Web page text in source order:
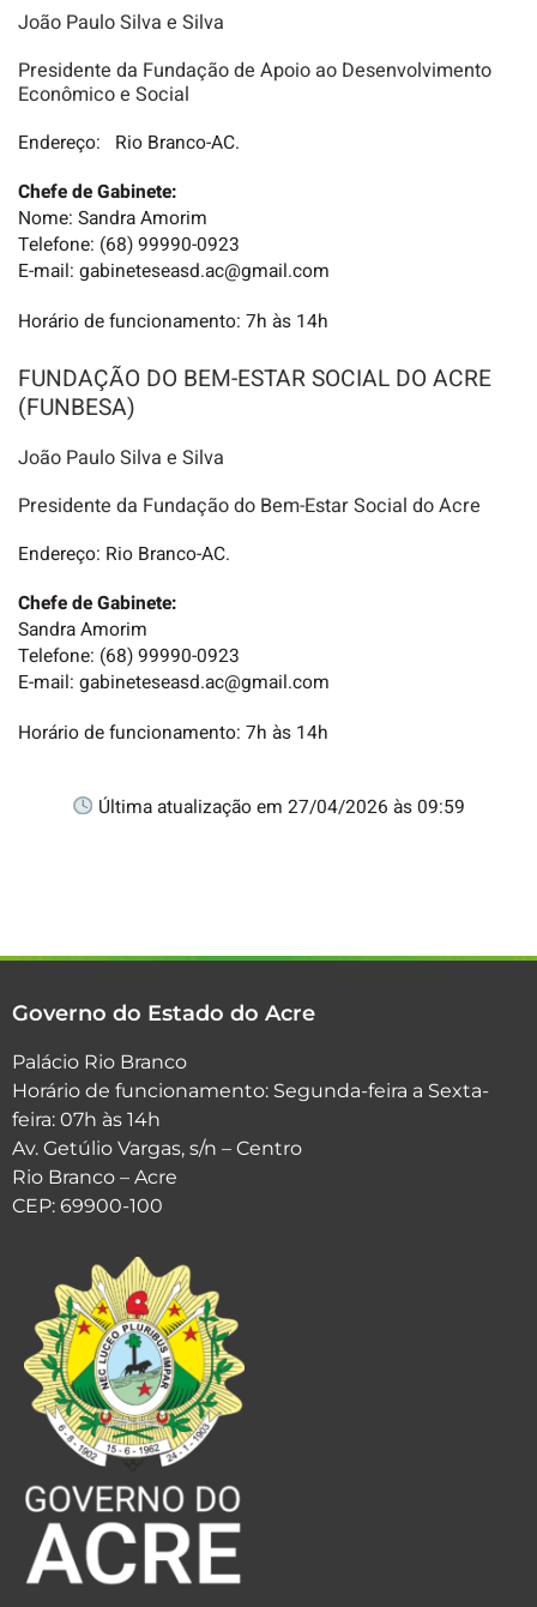
João Paulo Silva e Silva
Presidente da Fundação de Apoio ao Desenvolvimento
Econômico e Social
Endereço: Rio Branco-AC.
Chefe de Gabinete:
Nome: Sandra Amorim
Telefone: (68) 99990-0923
E-mail: gabineteseasd.ac@gmail.com
Horário de funcionamento: 7h às 14h
FUNDAÇÃO DO BEM-ESTAR SOCIAL DO ACRE
(FUNBESA)
João Paulo Silva e Silva
Presidente da Fundação do Bem-Estar Social do Acre
Endereço: Rio Branco-AC.
Chefe de Gabinete:
Sandra Amorim
Telefone: (68) 99990-0923
E-mail: gabineteseasd.ac@gmail.com
Horário de funcionamento: 7h às 14h
Última atualização em 27/04/2026 às 09:59
Governo do Estado do Acre
Palácio Rio Branco
Horário de funcionamento: Segunda-feira a Sexta-
feira: 07h às 14h
Av. Getúlio Vargas, s/n – Centro
Rio Branco – Acre
CEP: 69900-100